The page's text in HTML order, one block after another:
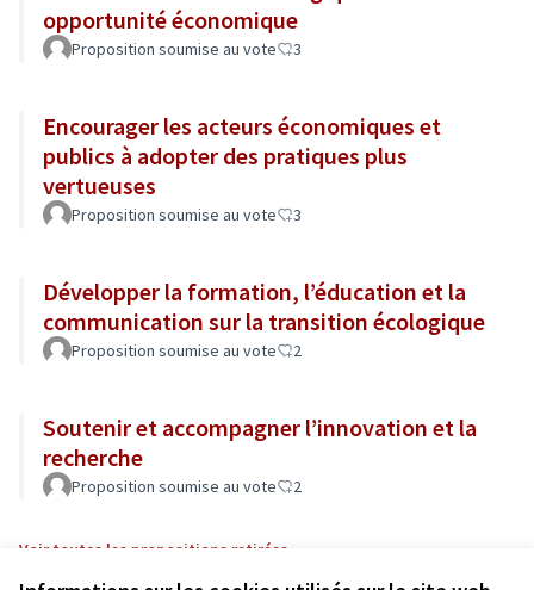
opportunité économique
Proposition soumise au vote 3
Encourager les acteurs économiques et
publics à adopter des pratiques plus
vertueuses
Proposition soumise au vote 3
Développer la formation, l’éducation et la
communication sur la transition écologique
Proposition soumise au vote 2
Soutenir et accompagner l’innovation et la
recherche
Proposition soumise au vote 2
Voir toutes les propositions retirées